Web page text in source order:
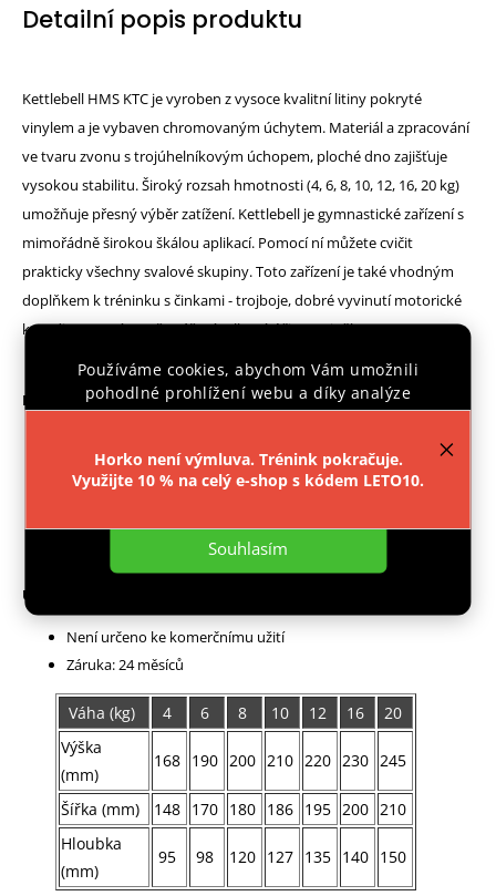
Používáme cookies, abychom Vám umožnili
pohodlné prohlížení webu a díky analýze
provozu webu neustále zlepšovali jeho funkce,
Nastavení
Souhlasím
Horko není výmluva. Trénink pokračuje.
Využijte 10 % na celý e-shop s kódem LETO10.
Detailní popis produktu
Kettlebell HMS KTC je vyroben z vysoce kvalitní litiny pokryté
vinylem a je vybaven chromovaným úchytem. Materiál a zpracování
ve tvaru zvonu s trojúhelníkovým úchopem, ploché dno zajišťuje
vysokou stabilitu. Široký rozsah hmotnosti (4, 6, 8, 10, 12, 16, 20 kg)
umožňuje přesný výběr zatížení. Kettlebell je gymnastické zařízení s
mimořádně širokou škálou aplikací. Pomocí ní můžete cvičit
prakticky všechny svalové skupiny. Toto zařízení je také vhodným
doplňkem k tréninku s činkami - trojboje, dobré vyvinutí motorické
koordinace a zároveň zvýšení celkové účinnosti těla.
Parametry:
Vnější vrstva: vinyl
Váha: 8 kg
Upozornění:
Není určeno ke komerčnímu užití
Záruka: 24 měsíců
Váha (kg) 4 6 8 10 12 16
20
Výška
(mm)
168 190 200 210 220 230 245
Šířka (mm) 148 170 180 186 195 200 210
Hloubka
(mm)
95 98 120 127 135 140 150